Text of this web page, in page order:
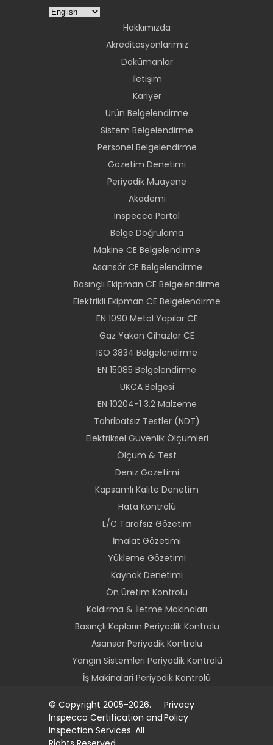
Hakkımızda
Akreditasyonlarımız
Dokümanlar
İletişim
Kariyer
Ürün Belgelendirme
Sistem Belgelendirme
Personel Belgelendirme
Gözetim Denetimi
Periyodik Muayene
Akademi
Inspecco Portal
Belge Doğrulama
Makine CE Belgelendirme
Asansör CE Belgelendirme
Basınçlı Ekipman CE Belgelendirme
Elektrikli Ekipman CE Belgelendirme
EN 1090 Metal Yapılar CE
Gaz Yakan Cihazlar CE
ISO 3834 Belgelendirme
EN 15085 Belgelendirme
UKCA Belgesi
EN 10204-1 3.2 Malzeme
Tahribatsız Testler (NDT)
Elektriksel Güvenlik Ölçümleri
Ölçüm & Test
Deniz Gözetimi
Kapsamlı Kalite Denetim
Hata Kontrolü
L/C Tarafsız Gözetim
İmalat Gözetimi
Yükleme Gözetimi
Kaynak Denetimi
Ön Üretim Kontrolü
Kaldırma & İletme Makinaları
Basınçlı Kapların Periyodik Kontrolü
Asansör Periyodik Kontrolü
Yangın Sistemleri Periyodik Kontrolü
İş Makinalari Periyodik Kontrolü
© Copyright 2005-2026.
Inspecco Certification and
Inspection Services. All
Privacy
Policy